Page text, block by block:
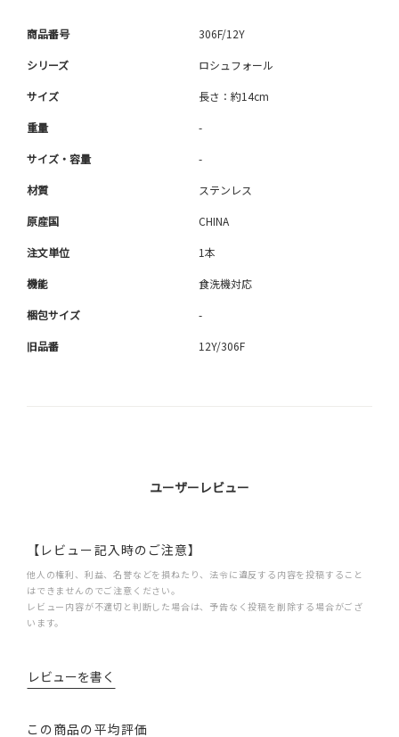
商品番号 306F/12Y
シリーズ ロシュフォール
サイズ 長さ：約14cm
重量 -
サイズ・容量 -
材質 ステンレス
原産国 CHINA
注文単位 1本
機能 食洗機対応
梱包サイズ -
旧品番 12Y/306F
ユーザーレビュー
【レビュー記入時のご注意】
他人の権利、利益、名誉などを損ねたり、法令に違反する内容を投稿すること
はできませんのでご注意ください。
レビュー内容が不適切と判断した場合は、予告なく投稿を削除する場合がござ
います。
レビューを書く